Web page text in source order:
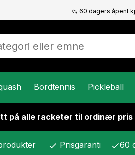
60 dagers åpent
Bordtennis Pickleball
på alle racketer til ordinær pris
check Prisgaranti check60